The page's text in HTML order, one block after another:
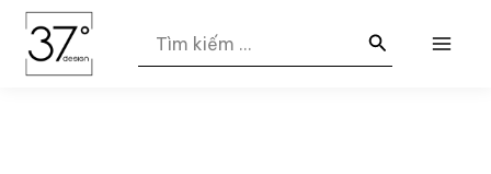
Nhảy
Search
for: